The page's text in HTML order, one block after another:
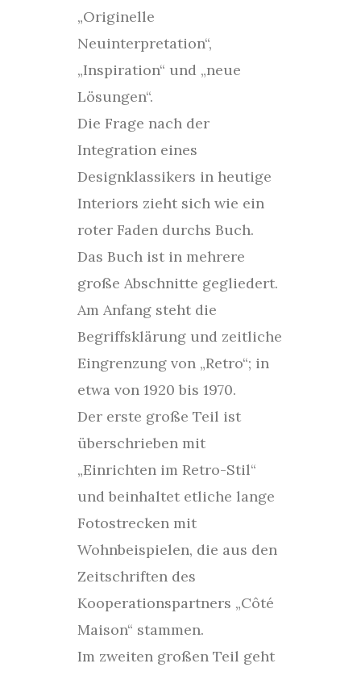
„Originelle
Neuinterpretation“,
„Inspiration“ und „neue
Lösungen“.
Die Frage nach der
Integration eines
Designklassikers in heutige
Interiors zieht sich wie ein
roter Faden durchs Buch.
Das Buch ist in mehrere
große Abschnitte gegliedert.
Am Anfang steht die
Begriffsklärung und zeitliche
Eingrenzung von „Retro“; in
etwa von 1920 bis 1970.
Der erste große Teil ist
überschrieben mit
„Einrichten im Retro-Stil“
und beinhaltet etliche lange
Fotostrecken mit
Wohnbeispielen, die aus den
Zeitschriften des
Kooperationspartners „Côté
Maison“ stammen.
Im zweiten großen Teil geht